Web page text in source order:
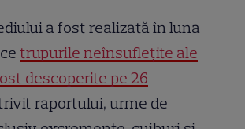
a fost realizată în luna
trupurile neînsuflețite ale
descoperite pe 26
raportului, urme de